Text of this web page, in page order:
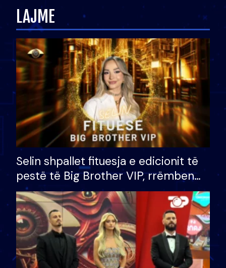
LAJME
Selin shpallet fituesja e edicionit të
pestë të Big Brother VIP, rrëmben
çmimin e madh prej 100 mijë eurosh